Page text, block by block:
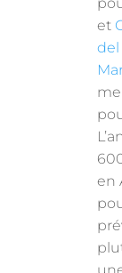
et
del
en